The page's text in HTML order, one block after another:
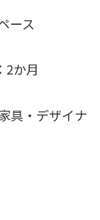
ース
2か月
具・デザイナ